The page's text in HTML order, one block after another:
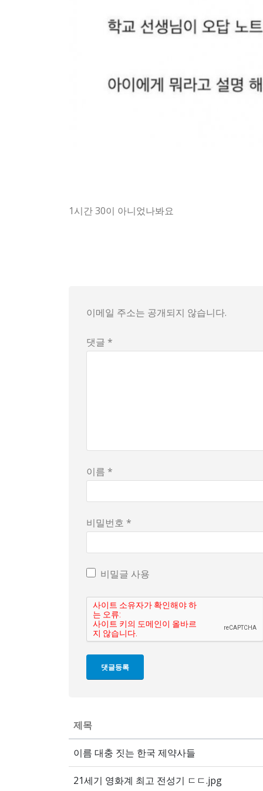
1시간 30이 아니었나봐요
준희의 엄마는 "아이의 독서 시간이 1시간
이메일 주소는 공개되지 않습니다.
댓글 *
이름 *
비밀번호 *
비밀글 사용
제목
이름 대충 짓는 한국 제약사들
21세기 영화계 최고 전성기 ㄷㄷ.jpg